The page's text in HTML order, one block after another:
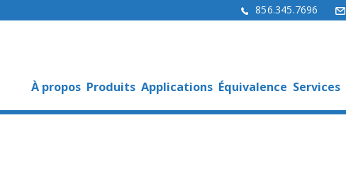
856.345.7696
À propos Produits Applications Équivalence Services